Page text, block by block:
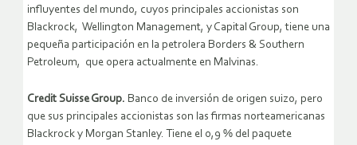
influyentes del mundo, cuyos principales accionistas son
Blackrock, Wellington Management, y Capital Group, tiene una
pequeña participación en la petrolera Borders & Southern
Petroleum, que opera actualmente en Malvinas.
Credit Suisse Group. Banco de inversión de origen suizo, pero
que sus principales accionistas son las firmas norteamericanas
Blackrock y Morgan Stanley. Tiene el 0,9 % del paquete